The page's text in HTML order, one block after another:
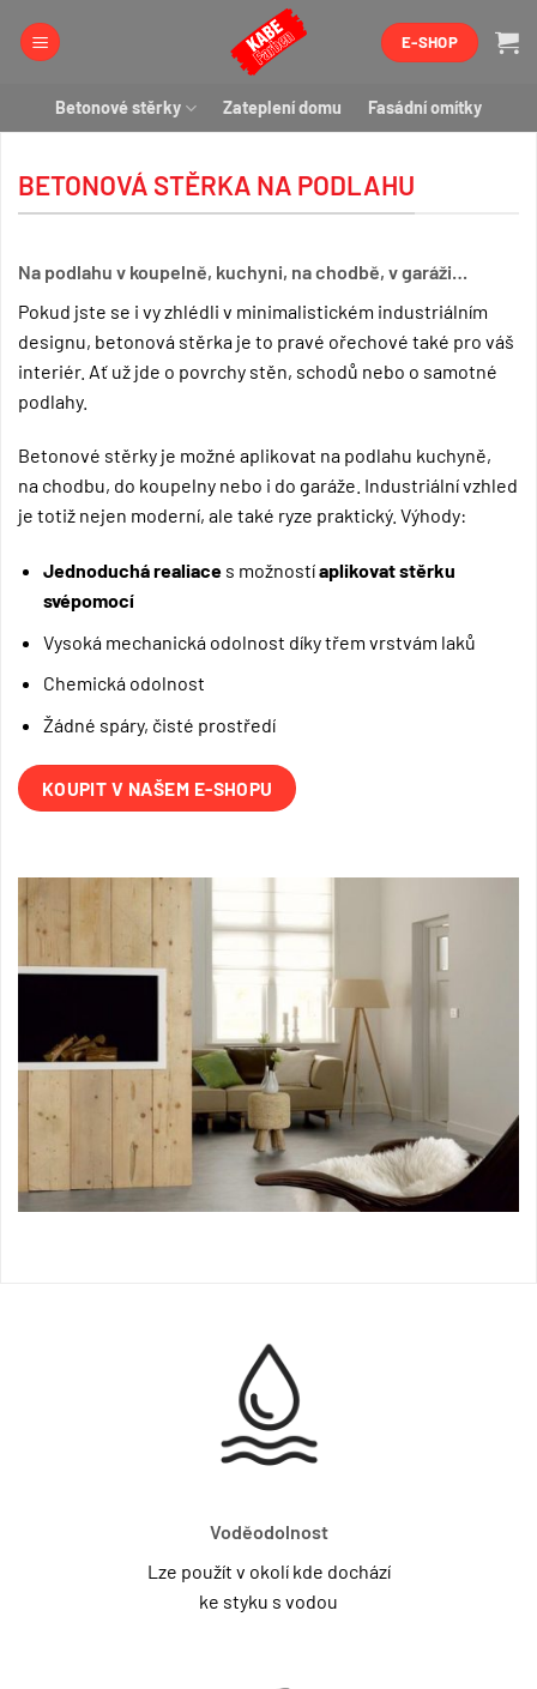
E-SHOP
Betonové stěrky Zateplení domu Fasádní omítky
BETONOVÁ STĚRKA NA PODLAHU
Na podlahu v koupelně, kuchyni, na chodbě, v garáži…
Pokud jste se i vy zhlédli v minimalistickém industriálním
designu, betonová stěrka je to pravé ořechové také pro váš
interiér. Ať už jde o povrchy stěn, schodů nebo o samotné
podlahy.
Betonové stěrky je možné aplikovat na podlahu kuchyně,
na chodbu, do koupelny nebo i do garáže. Industriální vzhled
je totiž nejen moderní, ale také ryze praktický. Výhody:
Jednoduchá realiaces možnostíaplikovat stěrku
svépomocí
Vysoká mechanická odolnost díky třem vrstvám laků
Chemická odolnost
Žádné spáry, čisté prostředí
KOUPIT V NAŠEM E-SHOPU
Voděodolnost
Lze použít v okolí kde dochází
ke styku s vodou